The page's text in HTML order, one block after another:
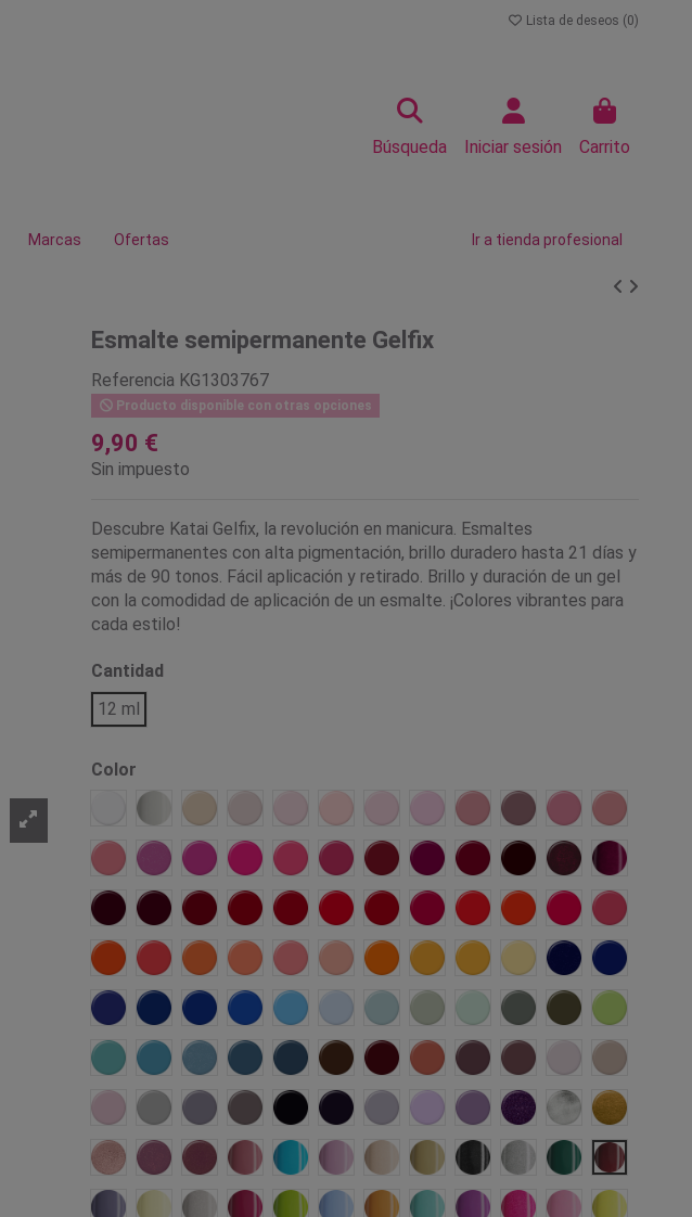
Lista de deseos (0)
Búsqueda Iniciar sesión Carrito
Marcas Ofertas Ir a tienda profesional
Esmalte semipermanente Gelfix
Referencia KG1303767
Producto disponible con otras opciones
9,90 €
Sin impuesto
Descubre Katai Gelfix, la revolución en manicura. Esmaltes
semipermanentes con alta pigmentación, brillo duradero hasta 21 días y
más de 90 tonos. Fácil aplicación y retirado. Brillo y duración de un gel
con la comodidad de aplicación de un esmalte. ¡Colores vibrantes para
cada estilo!
Cantidad
12 ml
Color
Alaska
Carrara Praga Monaco Paris Budelli Aruba BahamasTokio ToulouseMaui Colorado
Marsala Gandia JamaicaHitachi Algarve Kotor BarbadosVarsoviaMalaga Ginebra Bolonia Agra
BorgoñaJerte Oslo Copacabana
Osaka CoachellaTahiti Onil CarcassoneMarrakech
Malibu Bali
Nepal SalomonJaipur Uluru Malta Barcelona
Phuket Costa Rica
Cancun Hawaii Seul Vancouver
ToscanaSkagen Cuowomo
Azores MikonosMadrid MenorcaTarifa Samoa Aspen Amazonas
Lima
MarbellaBora BoraFerrol PalawanVerzaskaKumasi Shangai Petra Masai MaraSerengueti
Parma Zarautz
Moscu LondresAstana Everest New YorkBrightonSitges MarsellaProvenzaBeira BangaloreMyanmar
BombayDubai Fresno Catania Curazao Dakar Gyza Kyoto Las Vegas
Manila Monteverde
Napoles
Ontario Pekin Taj MahalTripoli Tulum Tunez ValenciaGuinea KampalaLa Habana
Florida Hanoi